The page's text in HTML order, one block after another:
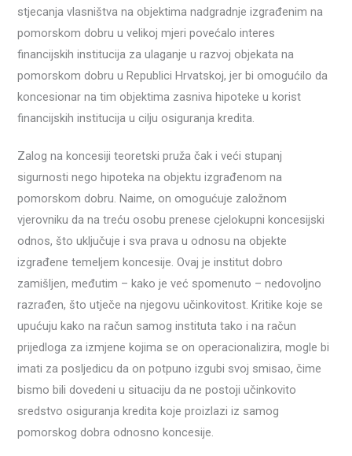
stjecanja vlasništva na objektima nadgradnje izgrađenim na
pomorskom dobru u velikoj mjeri povećalo interes
financijskih institucija za ulaganje u razvoj objekata na
pomorskom dobru u Republici Hrvatskoj, jer bi omogućilo da
koncesionar na tim objektima zasniva hipoteke u korist
financijskih institucija u cilju osiguranja kredita.
Zalog na koncesiji teoretski pruža čak i veći stupanj
sigurnosti nego hipoteka na objektu izgrađenom na
pomorskom dobru. Naime, on omogućuje založnom
vjerovniku da na treću osobu prenese cjelokupni koncesijski
odnos, što uključuje i sva prava u odnosu na objekte
izgrađene temeljem koncesije. Ovaj je institut dobro
zamišljen, međutim – kako je već spomenuto – nedovoljno
razrađen, što utječe na njegovu učinkovitost. Kritike koje se
upućuju kako na račun samog instituta tako i na račun
prijedloga za izmjene kojima se on operacionalizira, mogle bi
imati za posljedicu da on potpuno izgubi svoj smisao, čime
bismo bili dovedeni u situaciju da ne postoji učinkovito
sredstvo osiguranja kredita koje proizlazi iz samog
pomorskog dobra odnosno koncesije.